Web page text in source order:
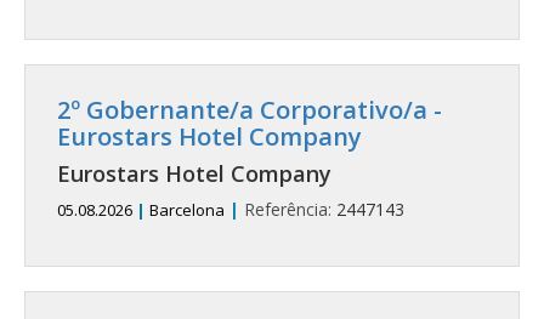
2º Gobernante/a Corporativo/a -
Eurostars Hotel Company
Eurostars Hotel Company
05.08.2026 | Barcelona | Referência: 2447143